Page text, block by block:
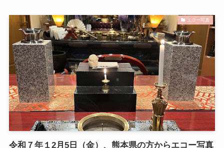
エコー写真
令和７年１2月5日（金）、熊本県の方からエコー写真